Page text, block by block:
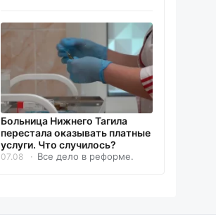
Больница Нижнего Тагила
перестала оказывать платные
услуги. Что случилось?
07.08 Все дело в реформе.